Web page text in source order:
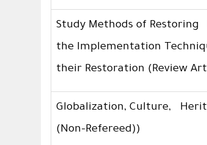
Study Methods of
the Implementation
their Restoration (Review
Globalization, Culture,
(Non-Refereed))